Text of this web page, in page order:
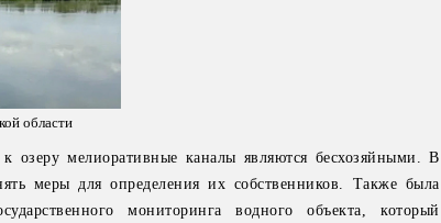
области
озеру мелиоративные каналы являются бесхозяйными. В
меры для определения их собственников. Также была
мониторинга водного объекта, который